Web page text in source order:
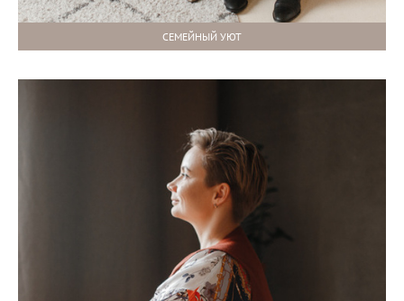
СЕМЕЙНЫЙ УЮТ